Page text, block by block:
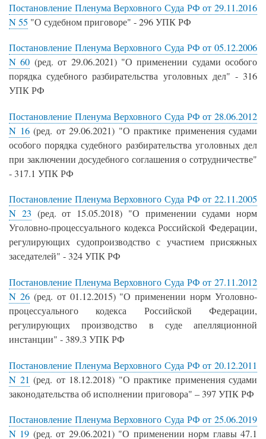
Постановление Пленума Верховного Суда РФ от 29.11.2016
N 55 "О судебном приговоре" - 296 УПК РФ
Постановление Пленума Верховного Суда РФ от 05.12.2006
N 60 (ред. от 29.06.2021) "О применении судами особого
порядка судебного разбирательства уголовных дел" - 316
УПК РФ
Постановление Пленума Верховного Суда РФ от 28.06.2012
N 16(ред. от 29.06.2021) "О практике применения судами
особого порядка судебного разбирательства уголовных дел
при заключении досудебного соглашения о сотрудничестве"
- 317.1 УПК РФ
Постановление Пленума Верховного Суда РФ от 22.11.2005
N 23 (ред. от 15.05.2018) "О применении судами норм
Уголовно-процессуального кодекса Российской Федерации,
регулирующих судопроизводство с участием присяжных
заседателей" - 324 УПК РФ
Постановление Пленума Верховного Суда РФ от 27.11.2012
N 26(ред. от 01.12.2015) "О применении норм Уголовно-
процессуального кодекса Российской Федерации,
регулирующих производство в суде апелляционной
инстанции" - 389.3 УПК РФ
Постановление Пленума Верховного Суда РФ от 20.12.2011
N 21 (ред. от 18.12.2018) "О практике применения судами
законодательства об исполнении приговора" – 397 УПК РФ
Постановление Пленума Верховного Суда РФ от 25.06.2019
N 19 (ред. от 29.06.2021) "О применении норм главы 47.1